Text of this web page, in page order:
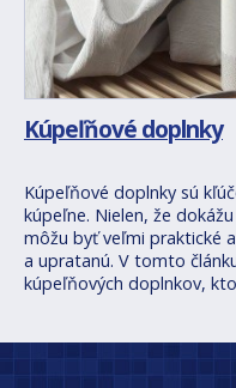
Kúpeľňové doplnky
Kúpeľňové doplnky sú
kúpeľne. Nielen, že
môžu byť veľmi praktické
a upratanú. V tomto
kúpeľňových doplnkov,